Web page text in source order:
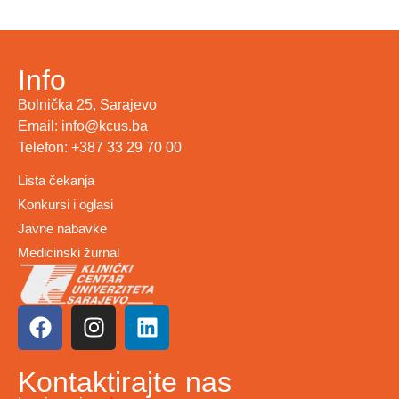
Info
Bolnička 25, Sarajevo
Email: info@kcus.ba
Telefon: +387 33 29 70 00
Lista čekanja
Konkursi i oglasi
Javne nabavke
Medicinski žurnal
Kontaktirajte nas